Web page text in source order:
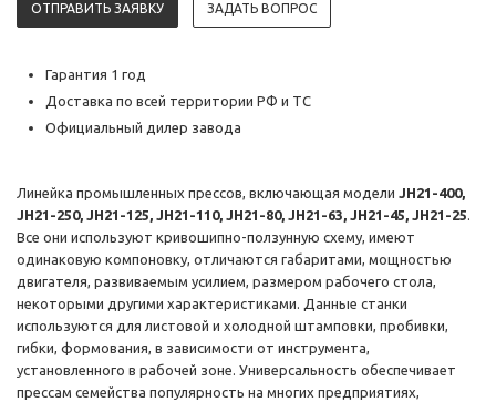
ОТПРАВИТЬ ЗАЯВКУ ЗАДАТЬ ВОПРОС
Гарантия 1 год
Доставка по всей территории РФ и ТС
Официальный дилер завода
Линейка промышленных прессов, включающая модели JH21-400,
JH21-250, JH21-125, JH21-110, JH21-80, JH21-63, JH21-45, JH21-25.
Все они используют кривошипно-ползунную схему, имеют
одинаковую компоновку, отличаются габаритами, мощностью
двигателя, развиваемым усилием, размером рабочего стола,
некоторыми другими характеристиками. Данные станки
используются для листовой и холодной штамповки, пробивки,
гибки, формования, в зависимости от инструмента,
установленного в рабочей зоне. Универсальность обеспечивает
прессам семейства популярность на многих предприятиях,